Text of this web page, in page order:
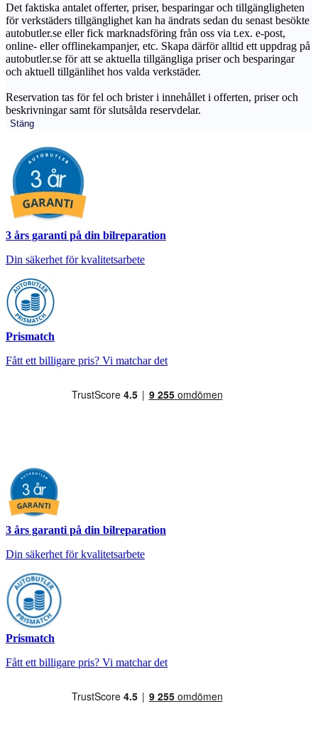
Det faktiska antalet offerter, priser, besparingar och tillgängligheten
för verkstäders tillgänglighet kan ha ändrats sedan du senast besökte
autobutler.se eller fick marknadsföring från oss via t.ex. e-post,
online- eller offlinekampanjer, etc. Skapa därför alltid ett uppdrag på
autobutler.se för att se aktuella tillgängliga priser och besparingar
och aktuell tillgänlihet hos valda verkstäder.
Reservation tas för fel och brister i innehållet i offerten, priser och
beskrivningar samt för slutsålda reservdelar.
Stäng
3 års garanti på din bilreparation
Din säkerhet för kvalitetsarbete
Prismatch
Fått ett billigare pris? Vi matchar det
3 års garanti på din bilreparation
Din säkerhet för kvalitetsarbete
Prismatch
Fått ett billigare pris? Vi matchar det